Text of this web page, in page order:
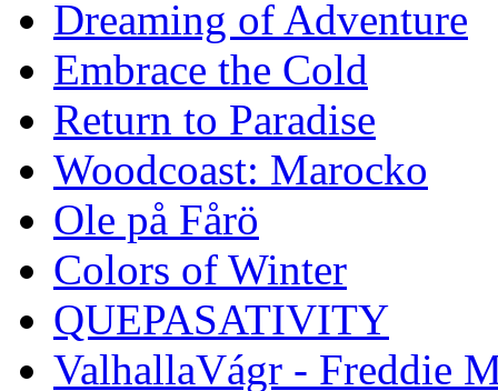
Dreaming of Adventure
Embrace the Cold
Return to Paradise
Woodcoast: Marocko
Ole på Fårö
Colors of Winter
QUEPASATIVITY
ValhallaVágr - Freddie